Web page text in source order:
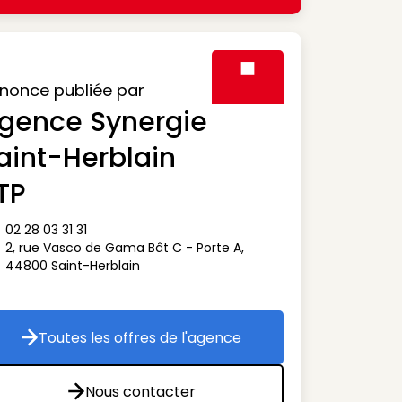
publiée par
Synergie
Herblain
téléphone
02 28 03 31 31
adresse
2, rue Vasco de Gama Bât C - Porte A,
44800 Saint-Herblain
Toutes les offres de l'agence
Toutes les offres de l'agence
Nous contacter